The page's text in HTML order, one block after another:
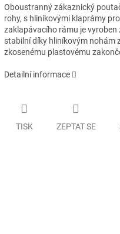
Oboustranný zákaznický
rohy, s hliníkovými klaprámy
zaklapávacího rámu je
stabilní díky hliníkovým nohám
zkosenému plastovému
Detailní informace
TISK ZEPTAT SE